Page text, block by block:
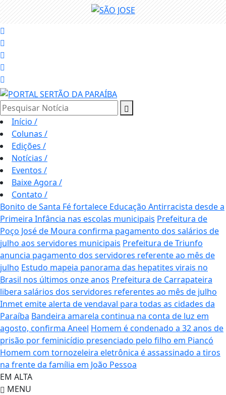
Pesquisar Notícia
Início /
Colunas /
Edições /
Notícias /
Eventos /
Baixe Agora /
Contato /
Bonito de Santa Fé fortalece Educação Antirracista desde a
Primeira Infância nas escolas municipais Prefeitura de
Poço José de Moura confirma pagamento dos salários de
julho aos servidores municipais Prefeitura de Triunfo
anuncia pagamento dos servidores referente ao mês de
julho Estudo mapeia panorama das hepatites virais no
Brasil nos últimos onze anos Prefeitura de Carrapateira
libera salários dos servidores referentes ao mês de julho
Inmet emite alerta de vendaval para todas as cidades da
Paraíba Bandeira amarela continua na conta de luz em
agosto, confirma Aneel Homem é condenado a 32 anos de
prisão por feminicídio presenciado pelo filho em Piancó
Homem com tornozeleira eletrônica é assassinado a tiros
na frente da família em João Pessoa
EM ALTA
MENU